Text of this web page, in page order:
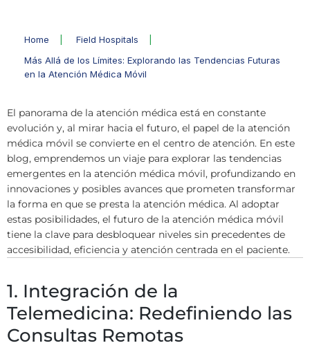
Home Field Hospitals
Más Allá de los Límites: Explorando las Tendencias Futuras
en la Atención Médica Móvil
El panorama de la atención médica está en constante
evolución y, al mirar hacia el futuro, el papel de la atención
médica móvil se convierte en el centro de atención. En este
blog, emprendemos un viaje para explorar las tendencias
emergentes en la atención médica móvil, profundizando en
innovaciones y posibles avances que prometen transformar
la forma en que se presta la atención médica. Al adoptar
estas posibilidades, el futuro de la atención médica móvil
tiene la clave para desbloquear niveles sin precedentes de
accesibilidad, eficiencia y atención centrada en el paciente.
1. Integración de la
Telemedicina: Redefiniendo las
Consultas Remotas